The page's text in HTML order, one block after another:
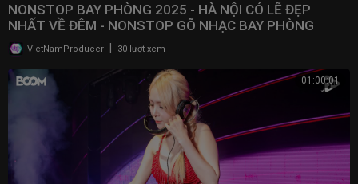
NONSTOP BAY PHÒNG 2025 - HÀ NỘI CÓ LẼ ĐẸP
NHẤT VỀ ĐÊM - NONSTOP GÕ NHẠC BAY PHÒNG
BASS CỰC MẠNH 2025
VietNamProducer 30 lượt xem
01:00:01